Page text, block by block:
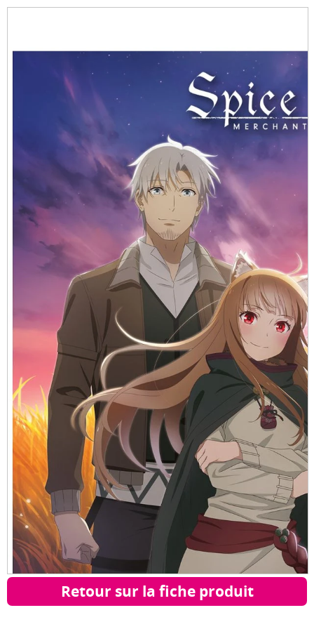
Retour sur la fiche produit